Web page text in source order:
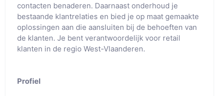
contacten benaderen. Daarnaast onderhoud je
bestaande klantrelaties en bied je op maat gemaakte
oplossingen aan die aansluiten bij de behoeften van
de klanten. Je bent verantwoordelijk voor retail
klanten in de regio West-Vlaanderen.
Profiel